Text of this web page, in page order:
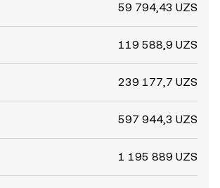
59 794,43 UZS
119 588,9 UZS
239 177,7 UZS
597 944,3 UZS
1 195 889 UZS